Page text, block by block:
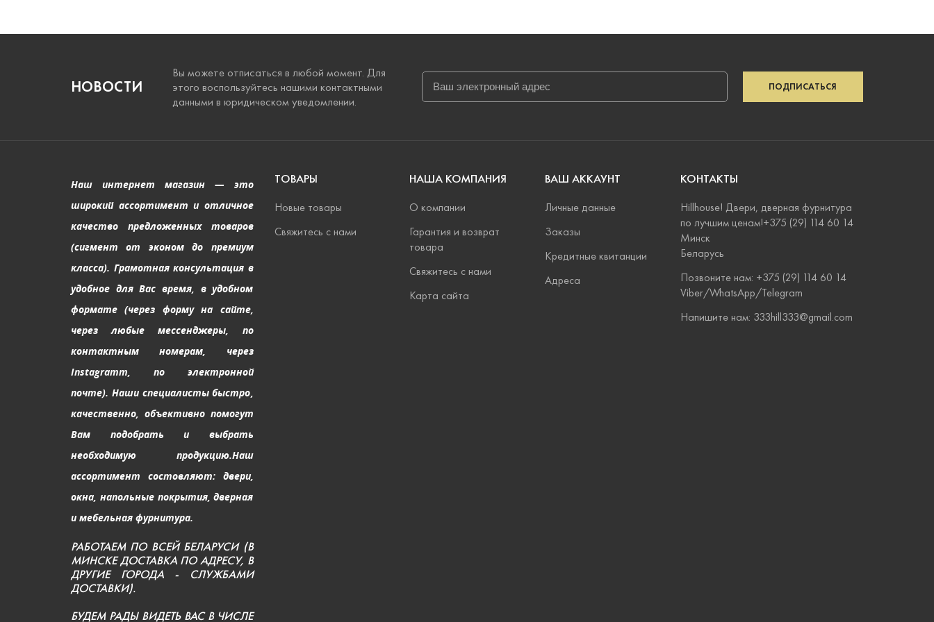
НОВОСТИ
Вы можете отписаться в любой момент. Для
этого воспользуйтесь нашими контактными
данными в юридическом уведомлении.
ПОДПИСАТЬСЯ
Наш интернет магазин — это
широкий ассортимент и отличное
качество предложенных товаров
(сигмент от эконом до премиум
класса). Грамотная консультация в
удобное для Вас время, в удобном
формате (через форму на сайте,
через любые мессенджеры, по
контактным номерам, через
Instagramm, по электронной
почте). Наши специалисты быстро,
качественно, объективно помогут
Вам подобрать и выбрать
необходимую продукцию.Наш
ассортимент состовляют: двери,
окна, напольные покрытия, дверная
и мебельная фурнитура.
РАБОТАЕМ ПО ВСЕЙ БЕЛАРУСИ (В
МИНСКЕ ДОСТАВКА ПО АДРЕСУ, В
ДРУГИЕ ГОРОДА - СЛУЖБАМИ
ДОСТАВКИ).
БУДЕМ РАДЫ ВИДЕТЬ ВАС В ЧИСЛЕ
ТОВАРЫ
Новые товары
Свяжитесь с нами
НАША КОМПАНИЯ
О компании
Гарантия и возврат
товара
Свяжитесь с нами
Карта сайта
ВАШ АККАУНТ
Личные данные
Заказы
Кредитные квитанции
Адреса
КОНТАКТЫ
Hillhouse! Двери, дверная фурнитура
по лучшим ценам!+375 (29) 114 60 14
Минск
Беларусь
Позвоните нам: +375 (29) 114 60 14
Viber/WhatsApp/Telegram
Напишите нам: 333hill333@gmail.com